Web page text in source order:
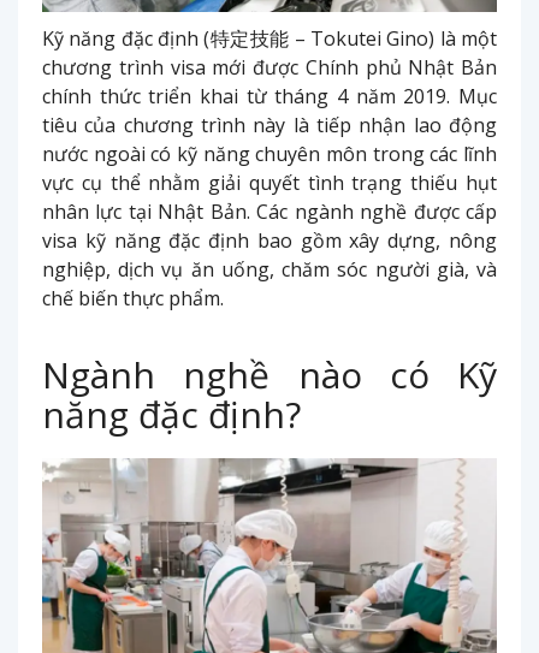
Kỹ năng đặc định (特定技能 – Tokutei Gino) là một
chương trình visa mới được Chính phủ Nhật Bản
chính thức triển khai từ tháng 4 năm 2019. Mục
tiêu của chương trình này là tiếp nhận lao động
nước ngoài có kỹ năng chuyên môn trong các lĩnh
vực cụ thể nhằm giải quyết tình trạng thiếu hụt
nhân lực tại Nhật Bản. Các ngành nghề được cấp
visa kỹ năng đặc định bao gồm xây dựng, nông
nghiệp, dịch vụ ăn uống, chăm sóc người già, và
chế biến thực phẩm.
Ngành nghề nào có Kỹ
năng đặc định?